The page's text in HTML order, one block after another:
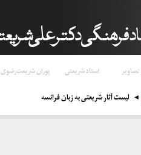
استاد شریعتی پوران شریعت‌رضوی
لیست آثار شریعتی به زبان فرانسه